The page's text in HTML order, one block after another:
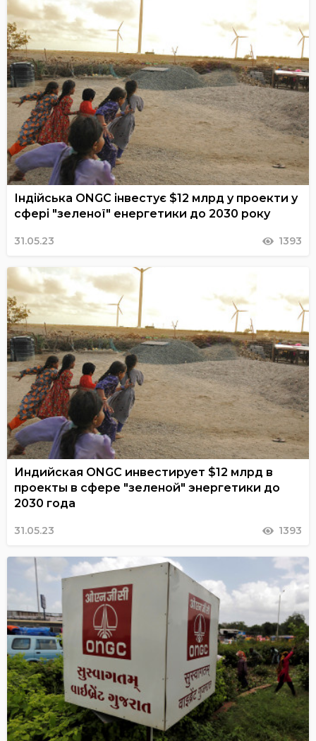
Індійська ONGC інвестує $12 млрд у проекти у
сфері "зеленої" енергетики до 2030 року
31.05.23 1393
Индийская ONGC инвестирует $12 млрд в
проекты в сфере "зеленой" энергетики до
2030 года
31.05.23 1393